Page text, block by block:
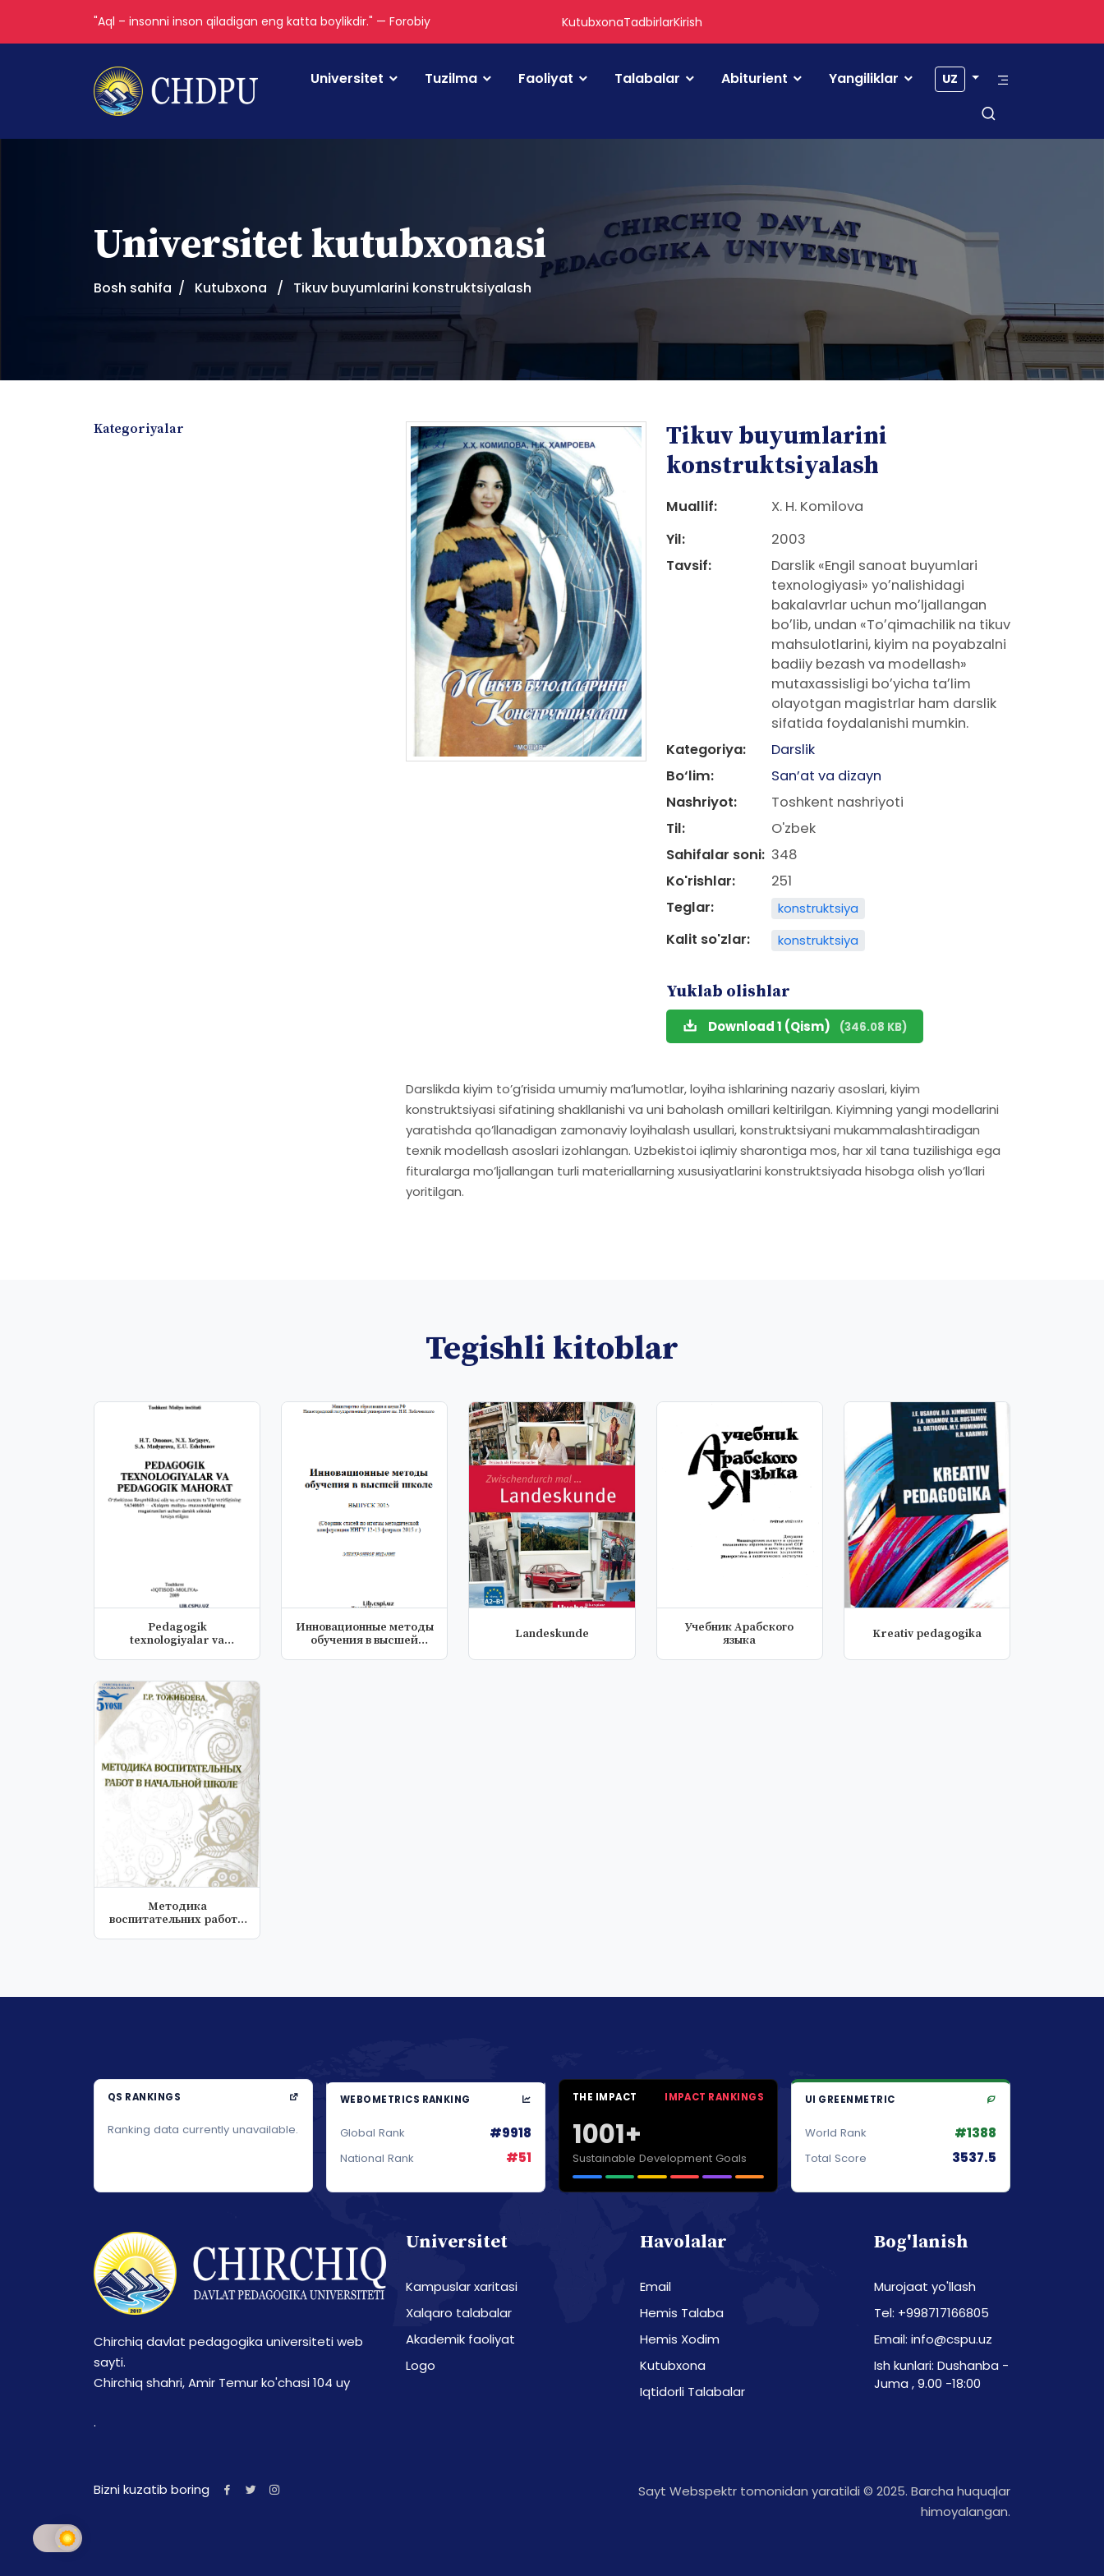
"Aql – insonni inson qiladigan eng katta boylikdir." — Forobiy KutubxonaTadbirlarKirish
Universitet Tuzilma Faoliyat Talabalar Abiturient Yangiliklar UZ
Universitet kutubxonasi
Bosh sahifa Kutubxona Tikuv buyumlarini konstruktsiyalash
Kategoriyalar
Tikuv buyumlarini
konstruktsiyalash
Muallif:
X. H. Komilova
Yil:
2003
Tavsif:
Darslik «Engil sanoat buyumlari
texnologiyasi» yoʼnalishidagi
bakalavrlar uchun moʼljallangan
boʼlib, undan «Toʼqimachilik na tikuv
mahsulotlarini, kiyim na poyabzalni
badiiy bezash va modellash»
mutaxassisligi boʼyicha taʼlim
olayotgan magistrlar ham darslik
sifatida foydalanishi mumkin.
Kategoriya:
Darslik
Bo‘lim:
San’at va dizayn
Nashriyot:
Toshkent nashriyoti
Til:
O'zbek
Sahifalar soni: 348
Ko'rishlar:
251
Teglar:
konstruktsiya
Kalit so'zlar: konstruktsiya
Yuklab olishlar
Download 1 (Qism) (346.08 KB)
Darslikda kiyim toʼgʼrisida umumiy maʼlumotlar, loyiha ishlarining nazariy asoslari, kiyim
konstruktsiyasi sifatining shakllanishi va uni baholash omillari keltirilgan. Kiyimning yangi modellarini
yaratishda qoʼllanadigan zamonaviy loyihalash usullari, konstruktsiyani mukammalashtiradigan
texnik modellash asoslari izohlangan. Uzbekistoi iqlimiy sharontiga mos, har xil tana tuzilishiga ega
fituralarga moʼljallangan turli materiallarning xususiyatlarini konstruktsiyada hisobga olish yoʼllari
yoritilgan.
Tegishli kitoblar
Pedagogik
texnologiyalar va
Инновационные методы
обучения в высшей
Landeskunde
Учебник Арабского
языка
Kreativ pedagogika
Методика
воспитательних работ в
QS RANKINGS
Ranking data currently unavailable.
WEBOMETRICS RANKING
Global Rank #9918
National Rank #51
THE IMPACT IMPACT RANKINGS
1001+
Sustainable Development Goals
UI GREENMETRIC
World Rank #1388
Total Score 3537.5
Chirchiq davlat pedagogika universiteti web
sayti.
Chirchiq shahri, Amir Temur ko'chasi 104 uy
.
Universitet
Kampuslar xaritasi
Xalqaro talabalar
Akademik faoliyat
Logo
Havolalar
Email
Hemis Talaba
Hemis Xodim
Kutubxona
Iqtidorli Talabalar
Bog'lanish
Murojaat yo'llash
Tel: +998717166805
Email: info@cspu.uz
Ish kunlari: Dushanba -
Juma , 9.00 -18:00
Bizni kuzatib boring
Sayt Webspektr tomonidan yaratildi © 2025. Barcha huquqlar
himoyalangan.